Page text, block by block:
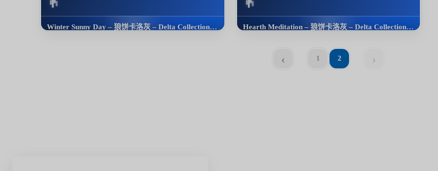
Winter Sunny Day – 狼饼卡洛灰 – Delta Collection 2022 Hearth Meditation – 狼饼卡洛灰 – Delta Collection 2022
‹ 1 2 ›